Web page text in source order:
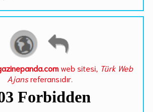
web sitesi, Türk Web
Ajansreferansıdır.